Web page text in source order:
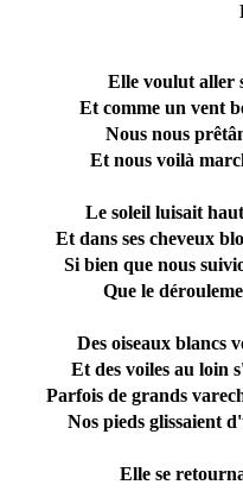
Elle voulut aller
Et comme un vent
Nous nous
Et nous voilà
Le soleil luisait
Et dans ses cheveux
Si bien que nous
Que le
Des oiseaux blancs
Et des voiles au loin
Parfois de grands
Nos pieds glissaient
Elle se